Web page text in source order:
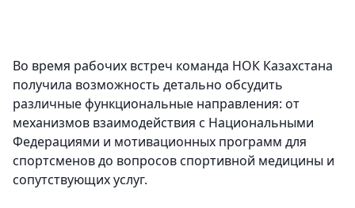
Во время рабочих встреч команда НОК Казахстана
получила возможность детально обсудить
различные функциональные направления: от
механизмов взаимодействия с Национальными
Федерациями и мотивационных программ для
спортсменов до вопросов спортивной медицины и
сопутствующих услуг.